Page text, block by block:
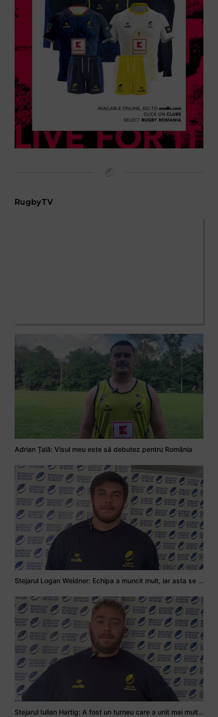
RugbyTV
Adrian Țală: Visul meu este să debutez pentru România
Stejarul Logan Weidner: Echipa a muncit mult, iar asta se va vedea în meciurile de la Nations Cup
Stejarul Iulian Hartig: A fost un turneu care a unit mai mult echipa